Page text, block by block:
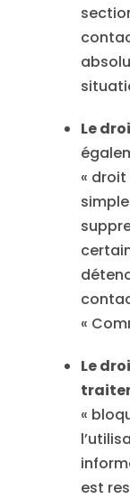
Le
« droit
«
Le
«
est